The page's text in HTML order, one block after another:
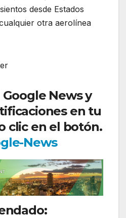
desde Estados
otra aerolínea
News y
en tu
clic en el botón.